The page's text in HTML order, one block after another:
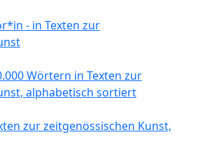
- in Texten zur
Wörtern in Texten zur
alphabetisch sortiert
zur zeitgenössischen Kunst,